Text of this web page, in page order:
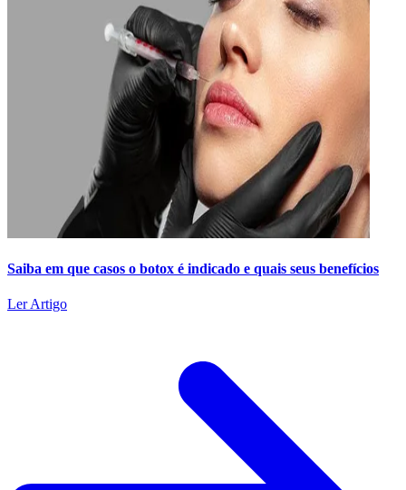
Saiba em que casos o botox é indicado e quais seus benefícios
Ler Artigo